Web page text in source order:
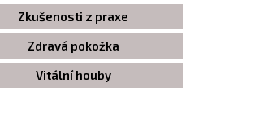
Zkušenosti z praxe
Zdravá pokožka
Vitální houby